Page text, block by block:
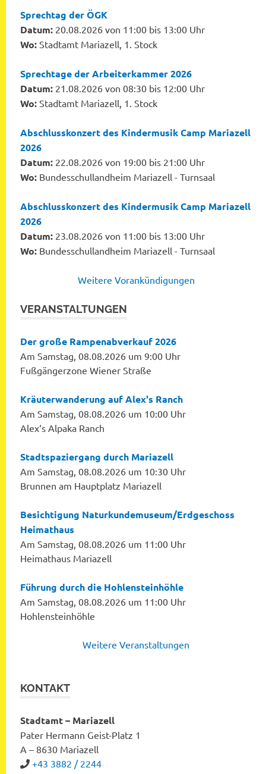
Sprechtag der ÖGK
Datum: 20.08.2026 von 11:00 bis 13:00 Uhr
Wo: Stadtamt Mariazell, 1. Stock
Sprechtage der Arbeiterkammer 2026
Datum: 21.08.2026 von 08:30 bis 12:00 Uhr
Wo: Stadtamt Mariazell, 1. Stock
Abschlusskonzert des Kindermusik Camp Mariazell
2026
Datum: 22.08.2026 von 19:00 bis 21:00 Uhr
Wo: Bundesschullandheim Mariazell - Turnsaal
Abschlusskonzert des Kindermusik Camp Mariazell
2026
Datum: 23.08.2026 von 11:00 bis 13:00 Uhr
Wo: Bundesschullandheim Mariazell - Turnsaal
Weitere Vorankündigungen
VERANSTALTUNGEN
Der große Rampenabverkauf 2026
Am Samstag, 08.08.2026 um 9:00 Uhr
Fußgängerzone Wiener Straße
Kräuterwanderung auf Alex's Ranch
Am Samstag, 08.08.2026 um 10:00 Uhr
Alex‘s Alpaka Ranch
Stadtspaziergang durch Mariazell
Am Samstag, 08.08.2026 um 10:30 Uhr
Brunnen am Hauptplatz Mariazell
Besichtigung Naturkundemuseum/Erdgeschoss
Heimathaus
Am Samstag, 08.08.2026 um 11:00 Uhr
Heimathaus Mariazell
Führung durch die Hohlensteinhöhle
Am Samstag, 08.08.2026 um 11:00 Uhr
Hohlensteinhöhle
Weitere Veranstaltungen
KONTAKT
Stadtamt – Mariazell
Pater Hermann Geist-Platz 1
A – 8630 Mariazell
+43 3882 / 2244